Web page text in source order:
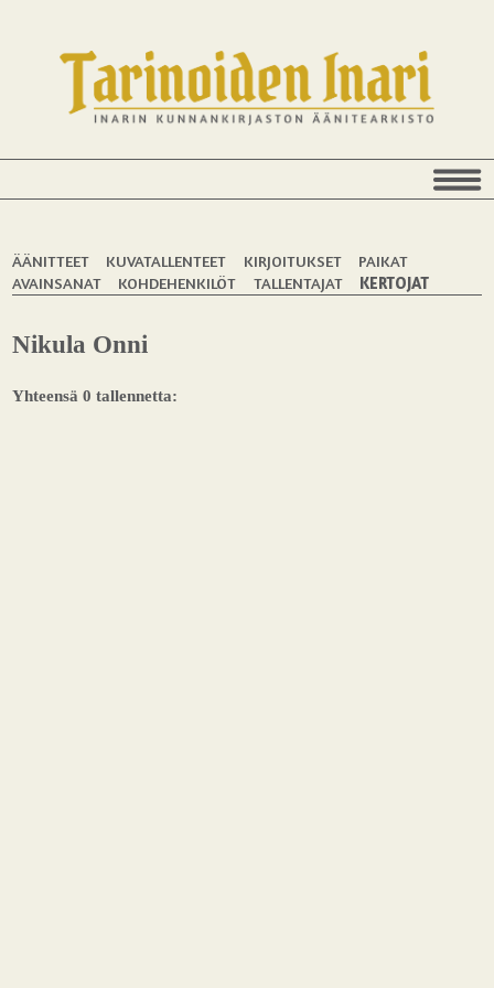
ÄÄNITTEET KUVATALLENTEET KIRJOITUKSET
PAIKAT
AVAINSANAT
KOHDEHENKILÖT TALLENTAJAT KERTOJAT
Nikula Onni
Yhteensä 0 tallennetta: